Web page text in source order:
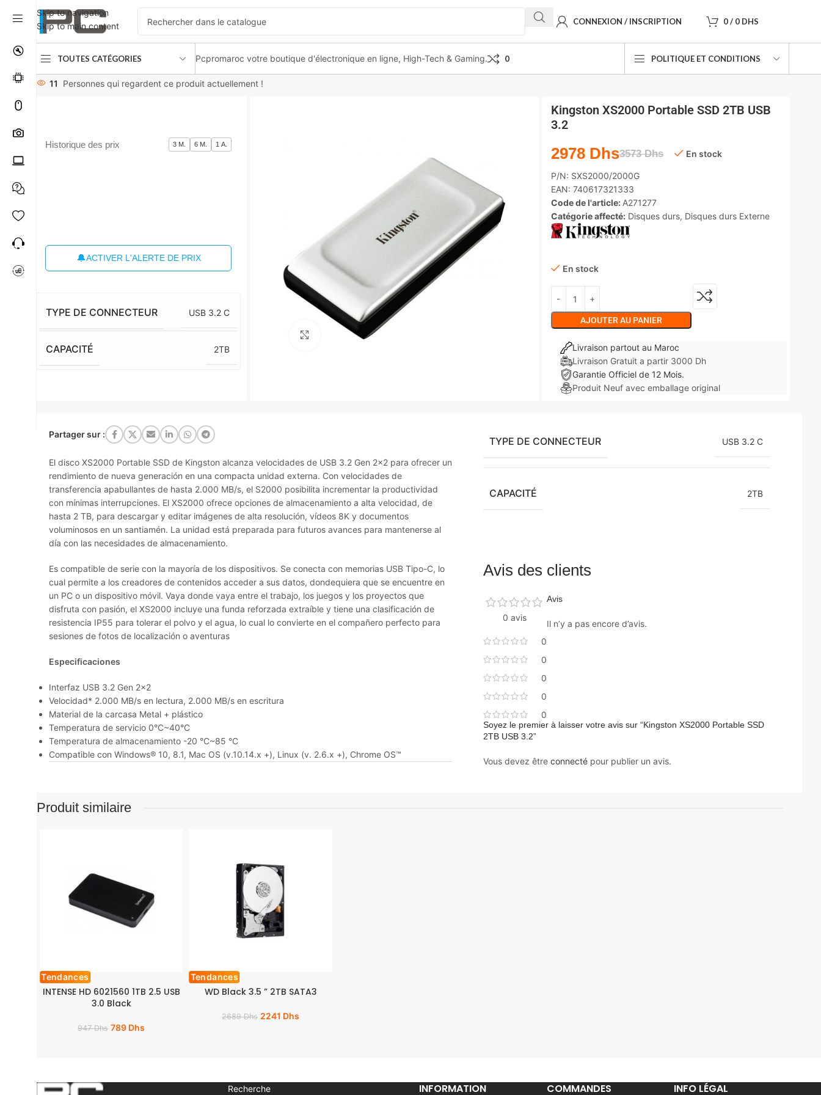
Skip to navigation
Skip to main content
CONNEXION / INSCRIPTION 0/ 0 DHS
TOUTES CATÉGORIES Pcpromaroc votre boutique d'électronique en ligne, High-Tech & Gaming. 0 POLITIQUE ET CONDITIONS
Accueil Disques durs Disques durs Externe Kingston XS2000 Portable SSD 2TB USB 3.2
11
Personnes qui regardent ce produit actuellement !
Historique des prix 3 M. 6 M. 1 A.
🔔ACTIVER L'ALERTE DE PRIX
TYPE DE CONNECTEUR USB 3.2 C
CAPACITÉ 2TB
Agrandir
Kingston XS2000 Portable SSD 2TB USB
3.2
3573Dhs
2978 Dhs En stock
P/N: SXS2000/2000G
EAN: 740617321333
Code de l'article: A271277
Catégorie affecté: Disques durs, Disques durs Externe
En stock
AJOUTER AU PANIER
Livraison partout au Maroc
Livraison Gratuit a partir 3000 Dh
Garantie Officiel de 12 Mois.
Produit Neuf avec emballage original
Partager sur :
El disco XS2000 Portable SSD de Kingston alcanza velocidades de USB 3.2 Gen 2×2 para ofrecer un
rendimiento de nueva generación en una compacta unidad externa. Con velocidades de
transferencia apabullantes de hasta 2.000 MB/s, el S2000 posibilita incrementar la productividad
con mínimas interrupciones. El XS2000 ofrece opciones de almacenamiento a alta velocidad, de
hasta 2 TB, para descargar y editar imágenes de alta resolución, vídeos 8K y documentos
voluminosos en un santiamén. La unidad está preparada para futuros avances para mantenerse al
día con las necesidades de almacenamiento.
Es compatible de serie con la mayoría de los dispositivos. Se conecta con memorias USB Tipo-C, lo
cual permite a los creadores de contenidos acceder a sus datos, dondequiera que se encuentre en
un PC o un dispositivo móvil. Vaya donde vaya entre el trabajo, los juegos y los proyectos que
disfruta con pasión, el XS2000 incluye una funda reforzada extraíble y tiene una clasificación de
resistencia IP55 para tolerar el polvo y el agua, lo cual lo convierte en el compañero perfecto para
sesiones de fotos de localización o aventuras
Especificaciones
Interfaz USB 3.2 Gen 2×2
Velocidad* 2.000 MB/s en lectura, 2.000 MB/s en escritura
Material de la carcasa Metal + plástico
Temperatura de servicio 0°C~40°C
Temperatura de almacenamiento -20 °C~85 °C
Compatible con Windows® 10, 8.1, Mac OS (v.10.14.x +), Linux (v. 2.6.x +), Chrome OS™
TYPE DE CONNECTEUR USB 3.2 C
CAPACITÉ 2TB
Avis des clients
0 avis
0
0
0
0
0
Avis
Il n’y a pas encore d’avis.
Soyez le premier à laisser votre avis sur “Kingston XS2000 Portable SSD
2TB USB 3.2”
Vous devez être connectépour publier un avis.
Produit similaire
Tendances
INTENSE HD 6021560 1TB 2.5 USB
3.0 Black
947Dhs 789 Dhs
Tendances
WD Black 3.5 ” 2TB SATA3
2689Dhs 2241 Dhs
Recherche INFORMATION COMMANDES INFO LÉGAL